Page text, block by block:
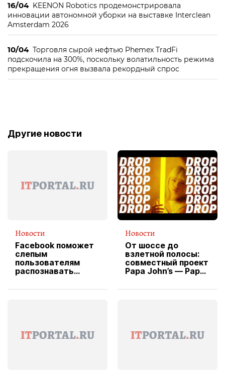
16/04 KEENON Robotics продемонстрировала
инновации автономной уборки на выставке Interclean
Amsterdam 2026
10/04 Торговля сырой нефтью Phemex TradFi
подскочила на 300%, поскольку волатильность режима
прекращения огня вызвала рекордный спрос
Другие новости
Новости
Facebook поможет
слепым
пользователям
распознавать
Новости
От шоссе до
взлетной полосы:
совместный проект
Papa John’s — Papa
вводит